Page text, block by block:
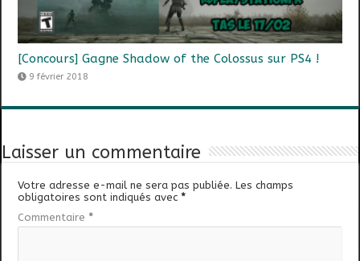
[Concours] Gagne Shadow of the Colossus sur PS4 !
9 février 2018
Laisser un commentaire
Votre adresse e-mail ne sera pas publiée. Les champs
obligatoires sont indiqués avec*
Commentaire *